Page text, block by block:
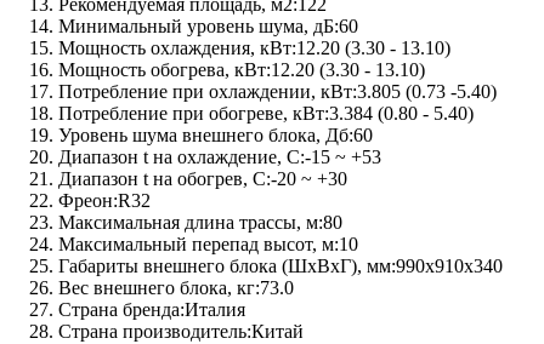
Рекомендуемая площадь, м2:122
Минимальный уровень шума, дБ:60
Мощность охлаждения, кВт:12.20 (3.30 - 13.10)
Мощность обогрева, кВт:12.20 (3.30 - 13.10)
Потребление при охлаждении, кВт:3.805 (0.73 -5.40)
Потребление при обогреве, кВт:3.384 (0.80 - 5.40)
Уровень шума внешнего блока, Дб:60
Диапазон t на охлаждение, C:-15 ~ +53
Диапазон t на обогрев, C:-20 ~ +30
Фреон:R32
Максимальная длина трассы, м:80
Максимальный перепад высот, м:10
Габариты внешнего блока (ШхВхГ), мм:990x910x340
Вес внешнего блока, кг:73.0
Страна бренда:Италия
Страна производитель:Китай